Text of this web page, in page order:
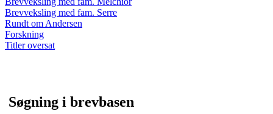
Brevveksling med fam. Serre
Rundt om Andersen
Forskning
Titler oversat
Søgning i brevbasen